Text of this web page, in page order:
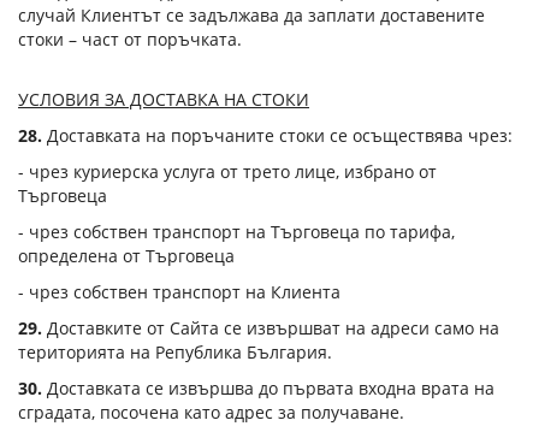
случай Клиентът се задължава да заплати доставените
стоки – част от поръчката.
УСЛОВИЯ ЗА ДОСТАВКА НА СТОКИ
28. Доставката на поръчаните стоки се осъществява чрез:
- чрез куриерска услуга от трето лице, избрано от
Търговеца
- чрез собствен транспорт на Търговеца по тарифа,
определена от Търговеца
- чрез собствен транспорт на Клиента
29. Доставките от Сайта се извършват на адреси само на
територията на Република България.
30. Доставката се извършва до първата входна врата на
сградата, посочена като адрес за получаване.